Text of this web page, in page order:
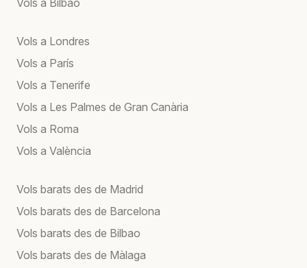
Vols a Londres
Vols a París
Vols a Tenerife
Vols a Les Palmes de Gran Canària
Vols a Roma
Vols a València
Vols barats des de Madrid
Vols barats des de Barcelona
Vols barats des de Bilbao
Vols barats des de Màlaga